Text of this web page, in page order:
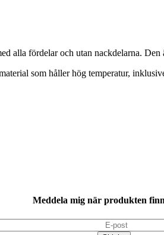
fördelar och utan nackdelarna.
som håller hög temperatur,
Meddela mig när produkten